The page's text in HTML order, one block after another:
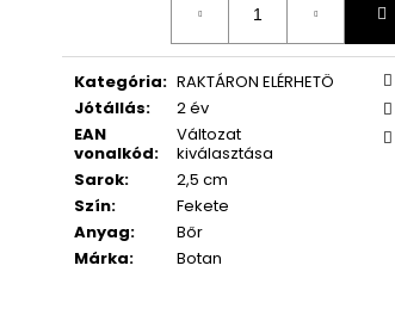
Kategória: RAKTÁRON ELÉRHETÖ
Jótállás:
2 év
EAN
vonalkód:
Változat
kiválasztása
Sarok:
2,5 cm
Szín:
Fekete
Anyag:
Bőr
Márka: Botan